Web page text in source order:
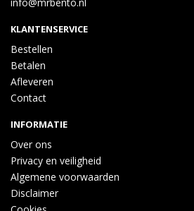
KLANTENSERVICE
Bestellen
Betalen
Afleveren
Contact
INFORMATIE
Over ons
Privacy en veiligheid
Algemene voorwaarden
Disclaimer